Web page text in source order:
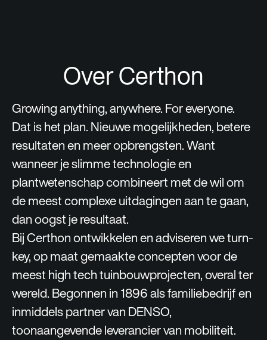
Over Certhon
Growing anything, anywhere. For everyone.
Dat is het plan. Nieuwe mogelijkheden, betere
resultaten en meer opbrengsten. Want
wanneer je slimme technologie en
plantwetenschap combineert met de wil om
de meest complexe uitdagingen aan te gaan,
dan oogst je resultaat.
Bij Certhon ontwikkelen en adviseren we turn-
key, op maat gemaakte concepten voor de
meest high tech tuinbouwprojecten, overal ter
wereld. Begonnen in 1896 als familiebedrijf en
inmiddels partner van DENSO,
toonaangevende leverancier van mobiliteit.